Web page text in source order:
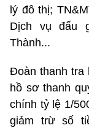
lý đô thị;
Dịch vụ đấu
Thành...
Đoàn thanh tra
hồ sơ thanh
chính tỷ lệ 1/
giảm trừ số